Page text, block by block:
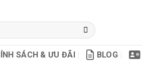
SÁCH & ƯU ĐÃI BLOG